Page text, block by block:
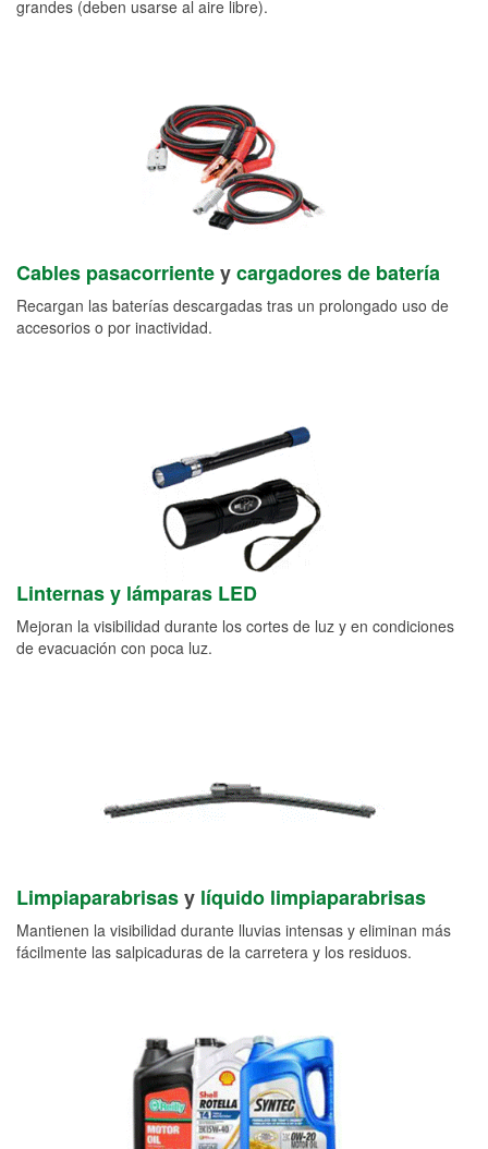
grandes (deben usarse al aire libre).
Cables pasacorrienteycargadores de batería
Recargan las baterías descargadas tras un prolongado uso de
accesorios o por inactividad.
Linternas y lámparas LED
Mejoran la visibilidad durante los cortes de luz y en condiciones
de evacuación con poca luz.
Limpiaparabrisasy líquido limpiaparabrisas
Mantienen la visibilidad durante lluvias intensas y eliminan más
fácilmente las salpicaduras de la carretera y los residuos.